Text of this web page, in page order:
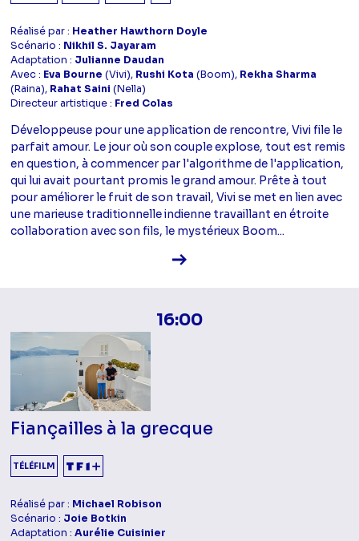
Réalisé par : Heather Hawthorn Doyle
Scénario : Nikhil S. Jayaram
Adaptation : Julianne Daudan
Avec : Eva Bourne (Vivi), Rushi Kota (Boom), Rekha Sharma
(Raina), Rahat Saini (Nella)
Directeur artistique : Fred Colas
Développeuse pour une application de rencontre, Vivi file le
parfait amour. Le jour où son couple explose, tout est remis
en question, à commencer par l'algorithme de l'application,
qui lui avait pourtant promis le grand amour. Prête à tout
pour améliorer le fruit de son travail, Vivi se met en lien avec
une marieuse traditionnelle indienne travaillant en étroite
collaboration avec son fils, le mystérieux Boom...
Voir la fiche diffusion
16:00
Fiançailles à la grecque
TÉLÉFILM
Réalisé par : Michael Robison
Scénario : Joie Botkin
Adaptation :Aurélie Cuisinier